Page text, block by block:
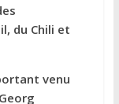
du Chili et
venu